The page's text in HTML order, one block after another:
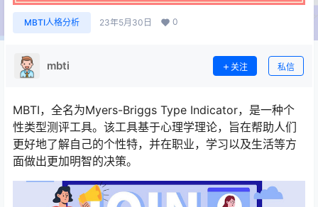
MBTI人格分析 23年5月30日 0
mbti 关注 私信
MBTI，全名为Myers-Briggs Type Indicator，是一种个
性类型测评工具。该工具基于心理学理论，旨在帮助人们
更好地了解自己的个性特，并在职业，学习以及生活等方
面做出更加明智的决策。